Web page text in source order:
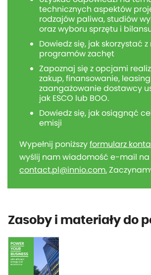
technicznych aspektów
rodzajów paliwa, studiów
oraz wyboru sprzętu i
Dowiedz się, jak skorzystać
programów zachęt
Zapoznaj się z opcjami
zakup, finansowanie,
zaangażowanie dostawcy
jak ESCO lub BOO.
Dowiedz się, jak osiągnąć
emisji
Wypełnij poniższyformularz
wyślij nam wiadomość e-mail
contact.pl@innio.com.
Zasoby i materiały do